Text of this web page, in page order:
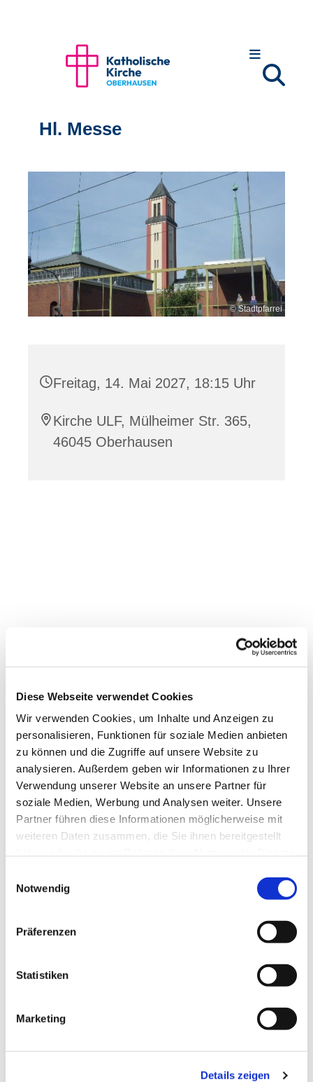
Diese Webseite verwendet Cookies
Wir verwenden Cookies, um Inhalte und Anzeigen zu
personalisieren, Funktionen für soziale Medien anbieten
zu können und die Zugriffe auf unsere Website zu
analysieren. Außerdem geben wir Informationen zu Ihrer
Verwendung unserer Website an unsere Partner für
soziale Medien, Werbung und Analysen weiter. Unsere
Partner führen diese Informationen möglicherweise mit
weiteren Daten zusammen, die Sie ihnen bereitgestellt
Notwendig
Präferenzen
Statistiken
Marketing
Details zeigen
Hl. Messe
© Stadtpfarrei
Freitag, 14. Mai 2027, 18:15 Uhr
Kirche ULF, Mülheimer Str. 365,
46045 Oberhausen
Dies könnte Sie auch
interessieren